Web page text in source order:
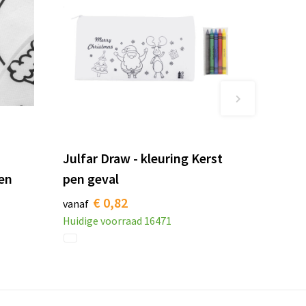
Julfar Draw - kleuring Kerst
pen geval
vanaf € 0,82
Huidige voorraad 16471